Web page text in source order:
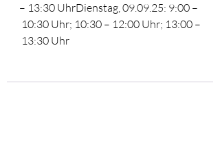
– 13:30 UhrDienstag, 09.09.25: 9:00 –
10:30 Uhr; 10:30 – 12:00 Uhr; 13:00 –
13:30 Uhr